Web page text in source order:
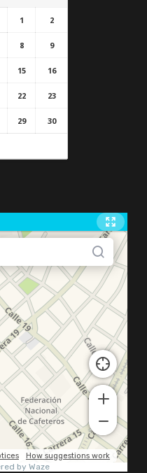
1 2
8 9
15 16
22 23
29 30